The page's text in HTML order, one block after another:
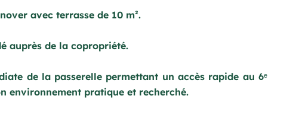
avec terrasse de 10 m².
auprès de la copropriété.
de la passerelle permettant un accès rapide au 6ᵉ
environnement pratique et recherché.